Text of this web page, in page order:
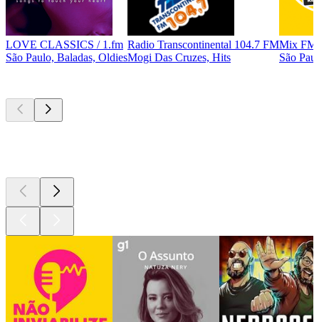
LOVE CLASSICS / 1.fm
São Paulo, Baladas, Oldies
Radio Transcontinental 104.7 FM
Mogi Das Cruzes, Hits
Mix FM
São